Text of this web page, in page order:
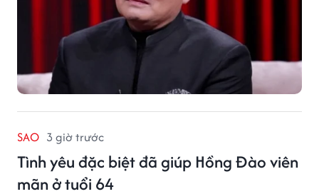
SAO 3 giờ trước
Tình yêu đặc biệt đã giúp Hồng Đào viên
mãn ở tuổi 64